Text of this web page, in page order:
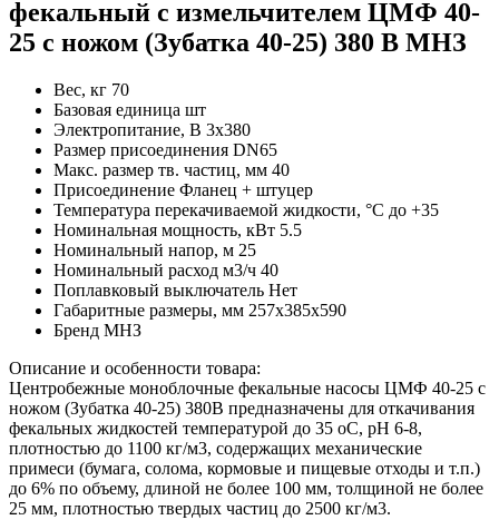
фекальный с измельчителем ЦМФ 40-
25 с ножом (Зубатка 40-25) 380 В МНЗ
Вес, кг 70
Базовая единица шт
Электропитание, В 3х380
Размер присоединения DN65
Макс. размер тв. частиц, мм 40
Присоединение Фланец + штуцер
Температура перекачиваемой жидкости, °С до +35
Номинальная мощность, кВт 5.5
Номинальный напор, м 25
Номинальный расход м3/ч 40
Поплавковый выключатель Нет
Габаритные размеры, мм 257х385х590
Бренд МНЗ
Описание и особенности товара:
Центробежные моноблочные фекальные насосы ЦМФ 40-25 с
ножом (Зубатка 40-25) 380В предназначены для откачивания
фекальных жидкостей температурой до 35 оС, pH 6-8,
плотностью до 1100 кг/м3, содержащих механические
примеси (бумага, солома, кормовые и пищевые отходы и т.п.)
до 6% по объему, длиной не более 100 мм, толщиной не более
25 мм, плотностью твердых частиц до 2500 кг/м3.